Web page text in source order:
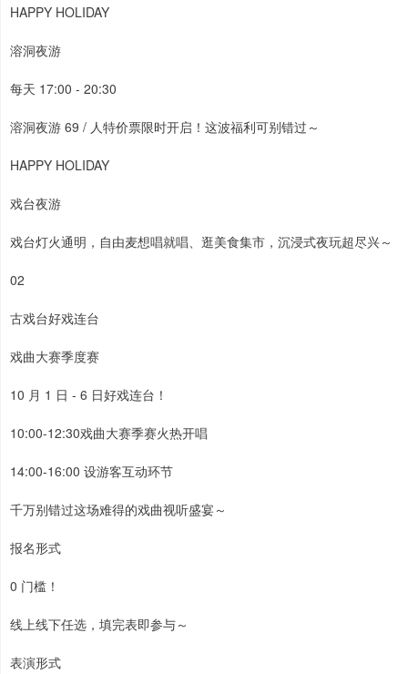
HAPPY HOLIDAY
溶洞夜游
每天 17:00 - 20:30
溶洞夜游 69 / 人特价票限时开启！这波福利可别错过～
HAPPY HOLIDAY
戏台夜游
戏台灯火通明，自由麦想唱就唱、逛美食集市，沉浸式夜玩超尽兴～
02
古戏台好戏连台
戏曲大赛季度赛
10 月 1 日 - 6 日好戏连台！
10:00-12:30戏曲大赛季赛火热开唱
14:00-16:00 设游客互动环节
千万别错过这场难得的戏曲视听盛宴～
报名形式
0 门槛！
线上线下任选，填完表即参与～
表演形式